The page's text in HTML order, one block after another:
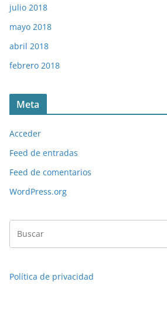
julio 2018
mayo 2018
abril 2018
febrero 2018
Meta
Acceder
Feed de entradas
Feed de comentarios
WordPress.org
Política de privacidad